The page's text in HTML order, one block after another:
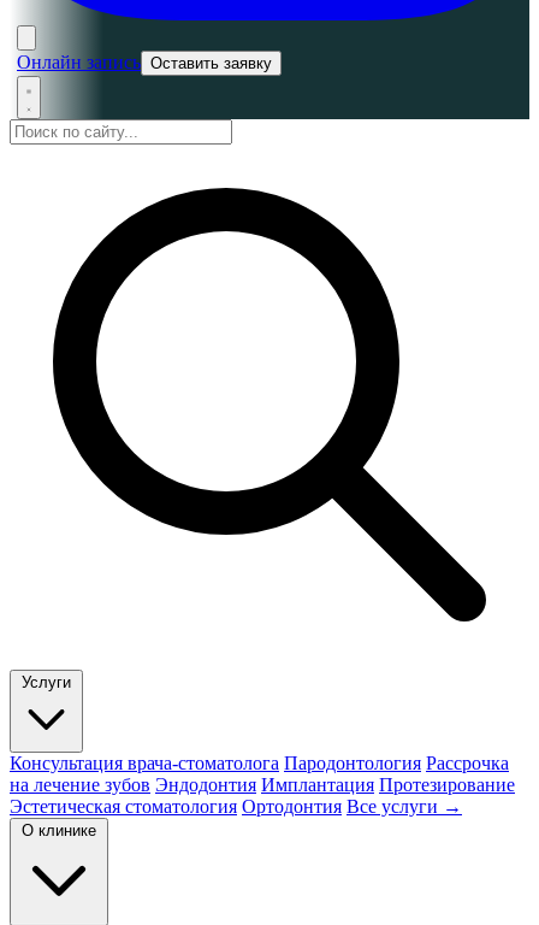
Онлайн запись Оставить заявку
Услуги
Консультация врача-стоматолога Пародонтология Рассрочка
на лечение зубов Эндодонтия Имплантация Протезирование
Эстетическая стоматология Ортодонтия Все услуги →
О клинике